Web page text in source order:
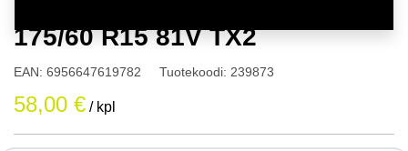
175/60 R15 81V TX2
EAN: 6956647619782 Tuotekoodi: 239873
58,00 € / kpl